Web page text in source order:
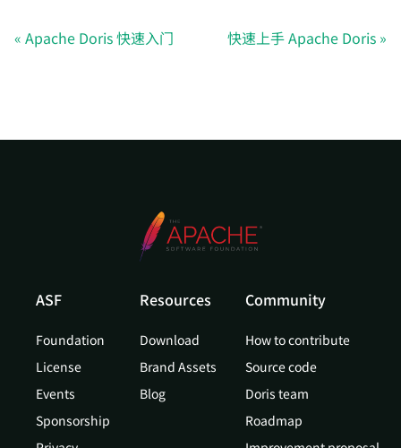
Apache Doris 快速入门 快速上手 Apache Doris
ASF
Foundation
License
Events
Sponsorship
Resources
Download
Brand Assets
Blog
Community
How to contribute
Source code
Doris team
Roadmap